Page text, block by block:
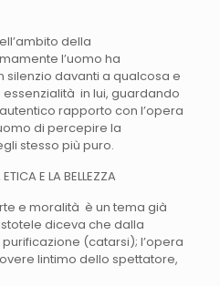
della
l’uomo ha
silenzio davanti a qualcosa e
in lui, guardando
rapporto con l’opera
di percepire la
stesso più puro.
E LA BELLEZZA
e moralità è un tema già
diceva che dalla
(catarsi); l’opera
lintimo dello spettatore,